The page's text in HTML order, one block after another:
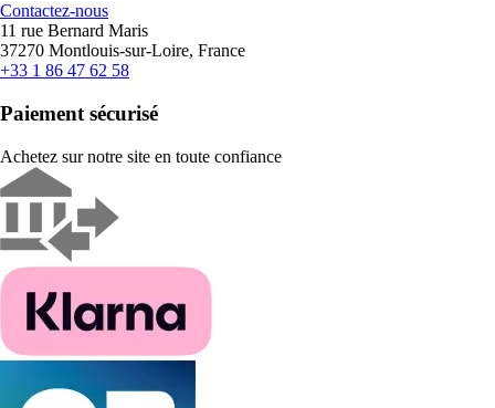
Contactez-nous
11 rue Bernard Maris
37270 Montlouis-sur-Loire, France
+33 1 86 47 62 58
Paiement sécurisé
Achetez sur notre site en toute confiance